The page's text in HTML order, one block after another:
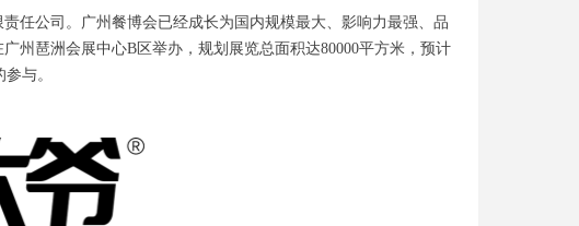
任公司。广州餐博会已经成长为国内规模最大、影响力最强、品
州琶洲会展中心B区举办，规划展览总面积达80000平方米，预计
与。